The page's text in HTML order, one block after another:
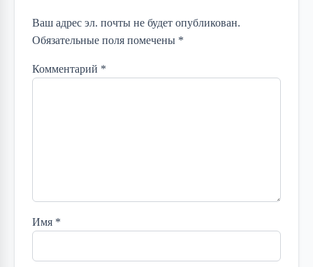
Ваш адрес эл. почты не будет опубликован.
Обязательные поля помечены *
Комментарий *
Имя *